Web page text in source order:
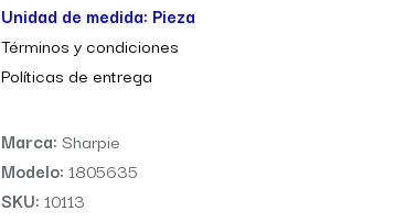
Unidad de medida: Pieza
Términos y condiciones
Políticas de entrega
Marca: Sharpie
Modelo: 1805635
SKU: 10113